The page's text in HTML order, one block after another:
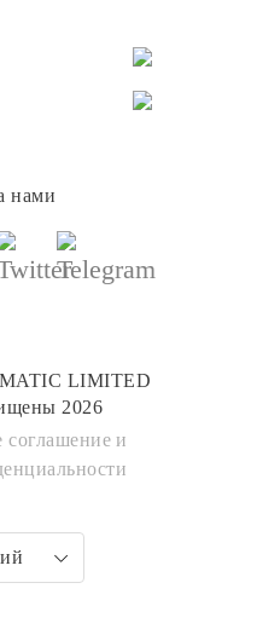
нами
LIMITED
2026
соглашение и